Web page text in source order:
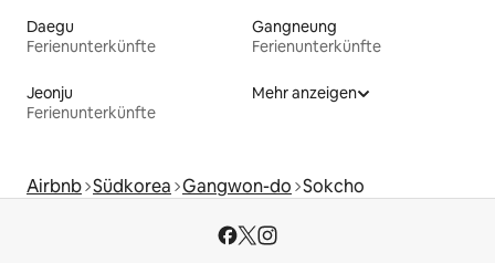
Daegu
Ferienunterkünfte
Gangneung
Ferienunterkünfte
Jeonju
Ferienunterkünfte
Mehr anzeigen
Airbnb Südkorea Gangwon-do Sokcho